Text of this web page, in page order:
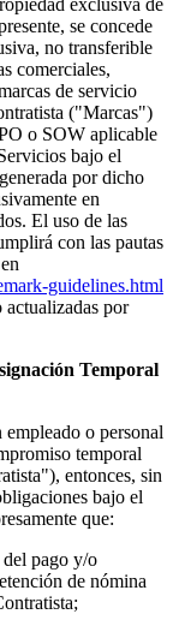
exclusiva de
se concede
no transferible
comerciales,
de servicio
("Marcas")
o SOW aplicable
bajo el
por dicho
en
El uso de las
con las pautas
guidelines.html
actualizadas por
Temporal
o personal
temporal
entonces, sin
bajo el
que:
del pago y/o
de nómina